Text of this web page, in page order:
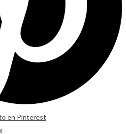
en Pinterest